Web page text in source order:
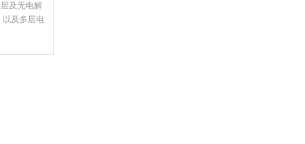
及无电解
以及多层电